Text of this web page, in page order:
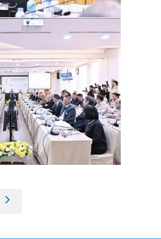
วมลงนามถวายพระพรชัยมงคล สมเด็จพระน
ถัดไป: รอธ.อุดมฯ ร่วมพิธีจุดเทียนชัยถวายพระ